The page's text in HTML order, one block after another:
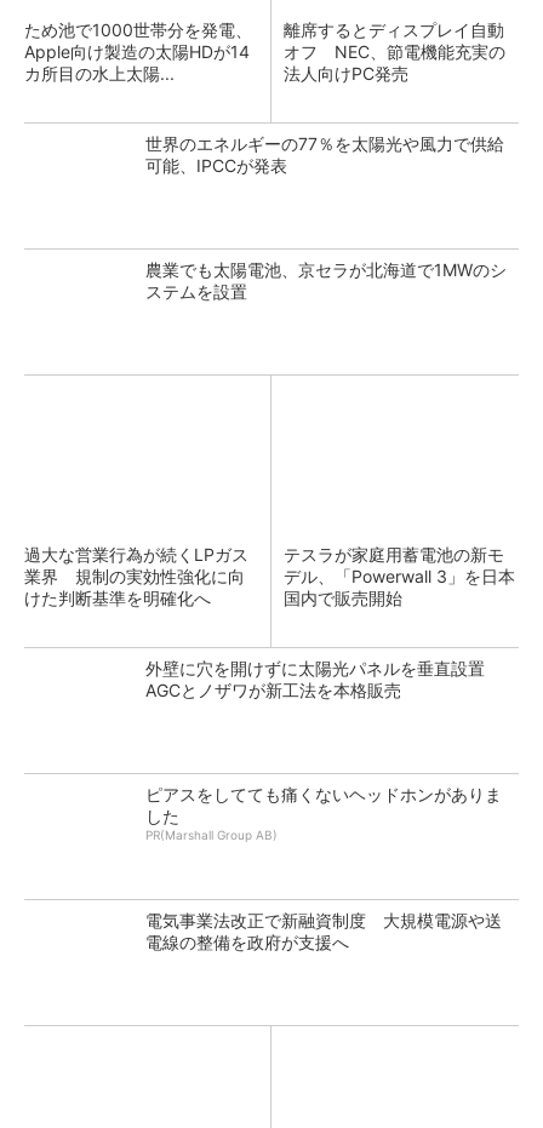
ため池で1000世帯分を発電、
Apple向け製造の太陽HDが14
カ所目の水上太陽...
離席するとディスプレイ自動
オフ NEC、節電機能充実の
法人向けPC発売
世界のエネルギーの77％を太陽光や風力で供給
可能、IPCCが発表
農業でも太陽電池、京セラが北海道で1MWのシ
ステムを設置
過大な営業行為が続くLPガス
業界 規制の実効性強化に向
けた判断基準を明確化へ
テスラが家庭用蓄電池の新モ
デル、「Powerwall 3」を日本
国内で販売開始
外壁に穴を開けずに太陽光パネルを垂直設置
AGCとノザワが新工法を本格販売
ピアスをしてても痛くないヘッドホンがありま
した
PR(Marshall Group AB)
電気事業法改正で新融資制度 大規模電源や送
電線の整備を政府が支援へ